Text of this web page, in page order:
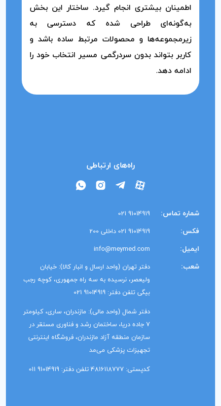
اطمینان بیشتری انجام گیرد. ساختار این بخش
به‌گونه‌ای طراحی شده که دسترسی به
زیرمجموعه‌ها و محصولات مرتبط ساده باشد و
کاربر بتواند بدون سردرگمی مسیر انتخاب خود را
ادامه دهد.
راه‌های ارتباطی
شماره تماس: 91014919 021
فکس: 91014919 021 داخلی 200
ایمیل: info@meymed.com
شعب:
دفتر تهران (واحد ارسال و انبار کالا): خیابان
ولیعصر، نرسیده به سه راه جمهوری، کوچه رجب
بیگی تلفن دفتر: 91014919 021
دفتر شمال (واحد مالی): مازندران، ساری، کیلومتر
7 جاده دریا، ساختمان رشد و فناوری مستقر در
سازمان منطقه آزاد مازندران، فروشگاه اینترنتی
تجهیزات پزشکی می‌مد
کدپستی: 4816118777 تلفن دفتر: 91014919 011